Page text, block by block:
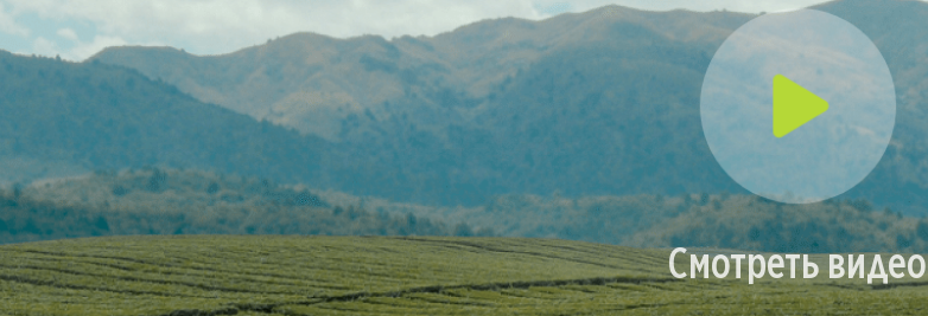
Смотреть видео